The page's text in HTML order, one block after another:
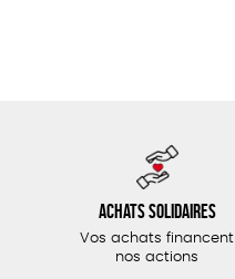
Achats solidaires
Vos achats financent
nos actions